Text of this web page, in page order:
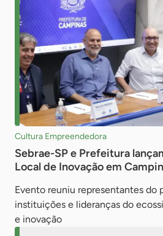
Cultura Empreendedora
Sebrae-SP e Prefeitura
Local de Inovação em
Evento reuniu representantes do
instituições e lideranças do
e inovação